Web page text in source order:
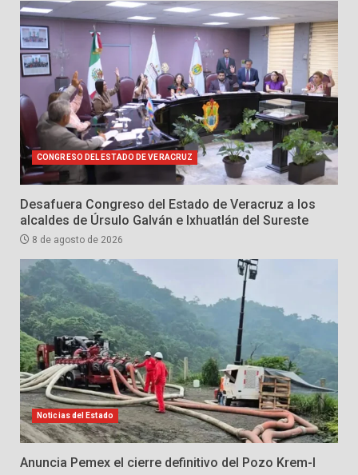
CONGRESO DEL ESTADO DE VERACRUZ
Desafuera Congreso del Estado de Veracruz a los
alcaldes de Úrsulo Galván e Ixhuatlán del Sureste
8 de agosto de 2026
Noticias del Estado
Anuncia Pemex el cierre definitivo del Pozo Krem-I